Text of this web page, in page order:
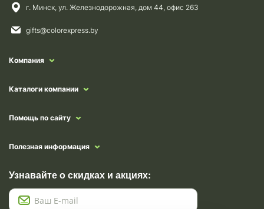
г. Минск, ул. Железнодорожная, дом 44, офис 263
gifts@colorexpress.by
Компания
Каталоги компании
Помощь по сайту
Полезная информация
Узнавайте о скидках и акциях: